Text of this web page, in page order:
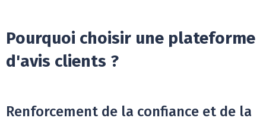
Pourquoi choisir une plateforme
d'avis clients ?
Renforcement de la confiance et de la